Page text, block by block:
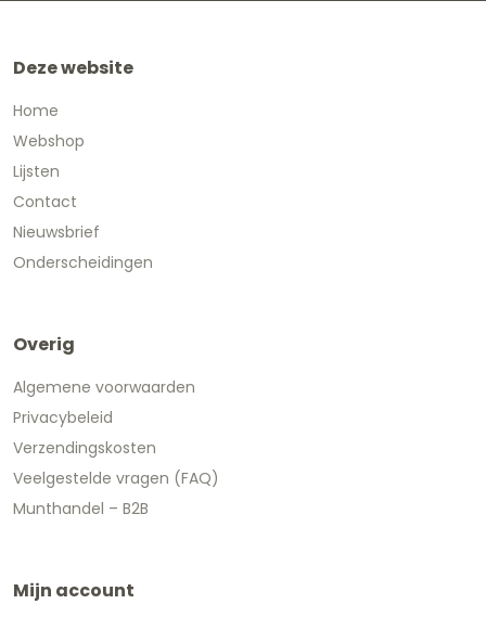
Deze website
Home
Webshop
Lijsten
Contact
Nieuwsbrief
Onderscheidingen
Overig
Algemene voorwaarden
Privacybeleid
Verzendingskosten
Veelgestelde vragen (FAQ)
Munthandel – B2B
Mijn account